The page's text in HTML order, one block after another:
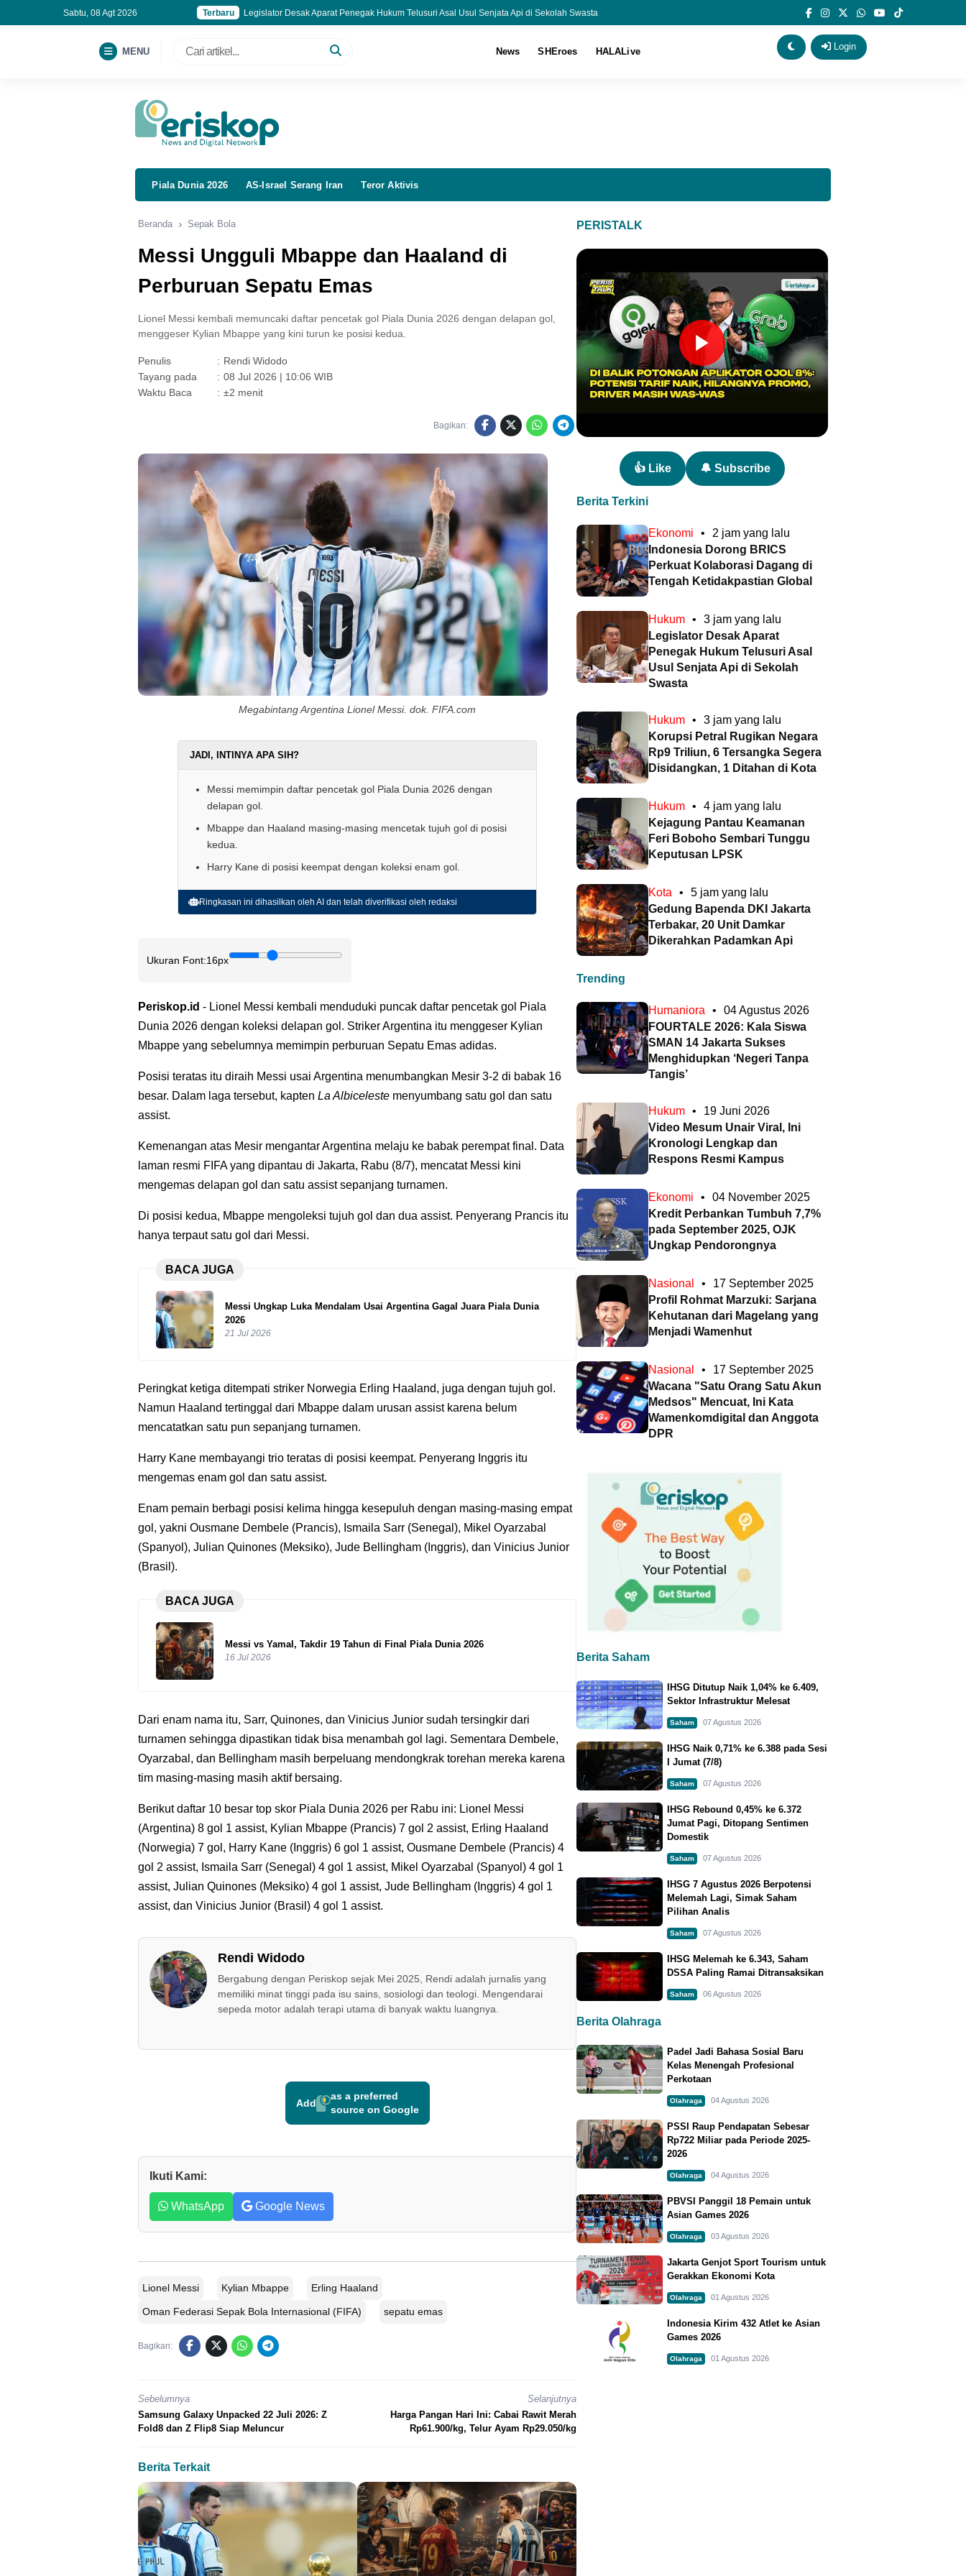
Sabtu, 08 Agt 2026 Terbaru
Legislator Desak Aparat Penegak Hukum Telusuri Asal Usul Senjata Api di Sekolah Swasta
Indonesia Gagal di Piala AFF 2026!
MENU News SHEroes HALALive
Login
Piala Dunia 2026 AS-Israel Serang Iran Teror Aktivis
Beranda Sepak Bola
Messi Ungguli Mbappe dan Haaland di
Perburuan Sepatu Emas
Lionel Messi kembali memuncaki daftar pencetak gol Piala Dunia 2026 dengan delapan gol,
menggeser Kylian Mbappe yang kini turun ke posisi kedua.
Penulis : Rendi Widodo
Tayang pada
: 08 Jul 2026 | 10:06 WIB
Waktu Baca
: ±2 menit
Bagikan:
Megabintang Argentina Lionel Messi. dok. FIFA.com
JADI, INTINYA APA SIH?
Messi memimpin daftar pencetak gol Piala Dunia 2026 dengan
delapan gol.
Mbappe dan Haaland masing-masing mencetak tujuh gol di posisi
kedua.
Harry Kane di posisi keempat dengan koleksi enam gol.
Ringkasan ini dihasilkan oleh AI dan telah diverifikasi oleh redaksi
Ukuran Font:16px
Periskop.id - Lionel Messi kembali menduduki puncak daftar pencetak gol Piala
Dunia 2026 dengan koleksi delapan gol. Striker Argentina itu menggeser Kylian
Mbappe yang sebelumnya memimpin perburuan Sepatu Emas adidas.
Posisi teratas itu diraih Messi usai Argentina menumbangkan Mesir 3-2 di babak 16
besar. Dalam laga tersebut, kapten La Albiceleste menyumbang satu gol dan satu
assist.
Kemenangan atas Mesir mengantar Argentina melaju ke babak perempat final. Data
laman resmi FIFA yang dipantau di Jakarta, Rabu (8/7), mencatat Messi kini
mengemas delapan gol dan satu assist sepanjang turnamen.
Di posisi kedua, Mbappe mengoleksi tujuh gol dan dua assist. Penyerang Prancis itu
hanya terpaut satu gol dari Messi.
BACA JUGA
Messi Ungkap Luka Mendalam Usai Argentina Gagal Juara Piala Dunia
2026
21 Jul 2026
Peringkat ketiga ditempati striker Norwegia Erling Haaland, juga dengan tujuh gol.
Namun Haaland tertinggal dari Mbappe dalam urusan assist karena belum
mencatatkan satu pun sepanjang turnamen.
Harry Kane membayangi trio teratas di posisi keempat. Penyerang Inggris itu
mengemas enam gol dan satu assist.
Enam pemain berbagi posisi kelima hingga kesepuluh dengan masing-masing empat
gol, yakni Ousmane Dembele (Prancis), Ismaila Sarr (Senegal), Mikel Oyarzabal
(Spanyol), Julian Quinones (Meksiko), Jude Bellingham (Inggris), dan Vinicius Junior
(Brasil).
BACA JUGA
Messi vs Yamal, Takdir 19 Tahun di Final Piala Dunia 2026
16 Jul 2026
Dari enam nama itu, Sarr, Quinones, dan Vinicius Junior sudah tersingkir dari
turnamen sehingga dipastikan tidak bisa menambah gol lagi. Sementara Dembele,
Oyarzabal, dan Bellingham masih berpeluang mendongkrak torehan mereka karena
tim masing-masing masih aktif bersaing.
Berikut daftar 10 besar top skor Piala Dunia 2026 per Rabu ini: Lionel Messi
(Argentina) 8 gol 1 assist, Kylian Mbappe (Prancis) 7 gol 2 assist, Erling Haaland
(Norwegia) 7 gol, Harry Kane (Inggris) 6 gol 1 assist, Ousmane Dembele (Prancis) 4
gol 2 assist, Ismaila Sarr (Senegal) 4 gol 1 assist, Mikel Oyarzabal (Spanyol) 4 gol 1
assist, Julian Quinones (Meksiko) 4 gol 1 assist, Jude Bellingham (Inggris) 4 gol 1
assist, dan Vinicius Junior (Brasil) 4 gol 1 assist.
Rendi Widodo
Bergabung dengan Periskop sejak Mei 2025, Rendi adalah jurnalis yang
memiliki minat tinggi pada isu sains, sosiologi dan teologi. Mengendarai
sepeda motor adalah terapi utama di banyak waktu luangnya.
Add
as a preferred
source on Google
Ikuti Kami:
WhatsApp Google News
Lionel Messi Kylian Mbappe Erling Haaland
Oman Federasi Sepak Bola Internasional (FIFA) sepatu emas
Bagikan:
Sebelumnya
Samsung Galaxy Unpacked 22 Juli 2026: Z
Fold8 dan Z Flip8 Siap Meluncur
Selanjutnya
Harga Pangan Hari Ini: Cabai Rawit Merah
Rp61.900/kg, Telur Ayam Rp29.050/kg
Berita Terkait
PERISTALK
👍 Like 🔔 Subscribe
Berita Terkini
Ekonomi •
2 jam yang lalu
Indonesia Dorong BRICS
Perkuat Kolaborasi Dagang di
Tengah Ketidakpastian Global
Hukum •
3 jam yang lalu
Legislator Desak Aparat
Penegak Hukum Telusuri Asal
Usul Senjata Api di Sekolah
Swasta
Hukum •
3 jam yang lalu
Korupsi Petral Rugikan Negara
Rp9 Triliun, 6 Tersangka Segera
Disidangkan, 1 Ditahan di Kota
Hukum •
4 jam yang lalu
Kejagung Pantau Keamanan
Feri Boboho Sembari Tunggu
Keputusan LPSK
Kota •
5 jam yang lalu
Gedung Bapenda DKI Jakarta
Terbakar, 20 Unit Damkar
Dikerahkan Padamkan Api
Trending
Humaniora •
04 Agustus 2026
FOURTALE 2026: Kala Siswa
SMAN 14 Jakarta Sukses
Menghidupkan ‘Negeri Tanpa
Tangis’
Hukum •
19 Juni 2026
Video Mesum Unair Viral, Ini
Kronologi Lengkap dan
Respons Resmi Kampus
Ekonomi •
04 November 2025
Kredit Perbankan Tumbuh 7,7%
pada September 2025, OJK
Ungkap Pendorongnya
Nasional •
17 September 2025
Profil Rohmat Marzuki: Sarjana
Kehutanan dari Magelang yang
Menjadi Wamenhut
Nasional •
17 September 2025
Wacana "Satu Orang Satu Akun
Medsos" Mencuat, Ini Kata
Wamenkomdigital dan Anggota
DPR
Berita Saham
IHSG Ditutup Naik 1,04% ke 6.409,
Sektor Infrastruktur Melesat
Saham 07 Agustus 2026
IHSG Naik 0,71% ke 6.388 pada Sesi
I Jumat (7/8)
Saham 07 Agustus 2026
IHSG Rebound 0,45% ke 6.372
Jumat Pagi, Ditopang Sentimen
Domestik
Saham 07 Agustus 2026
IHSG 7 Agustus 2026 Berpotensi
Melemah Lagi, Simak Saham
Pilihan Analis
Saham 07 Agustus 2026
IHSG Melemah ke 6.343, Saham
DSSA Paling Ramai Ditransaksikan
Saham 06 Agustus 2026
Berita Olahraga
Padel Jadi Bahasa Sosial Baru
Kelas Menengah Profesional
Perkotaan
Olahraga 04 Agustus 2026
PSSI Raup Pendapatan Sebesar
Rp722 Miliar pada Periode 2025-
2026
Olahraga 04 Agustus 2026
PBVSI Panggil 18 Pemain untuk
Asian Games 2026
Olahraga 03 Agustus 2026
Jakarta Genjot Sport Tourism untuk
Gerakkan Ekonomi Kota
Olahraga 01 Agustus 2026
Indonesia Kirim 432 Atlet ke Asian
Games 2026
Olahraga 01 Agustus 2026